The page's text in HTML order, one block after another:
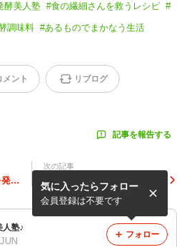
酵美人塾 #食の繊細さんを救うレシピ #
調味料 #あるものでまかなう生活
メント リブログ
記事を報告する
酵
次の記事
お餅を使った発酵ピッツァ…
なかなかイケます❗️
塾♪
気に入ったらフォロー
会員登録は不要です
フォロー